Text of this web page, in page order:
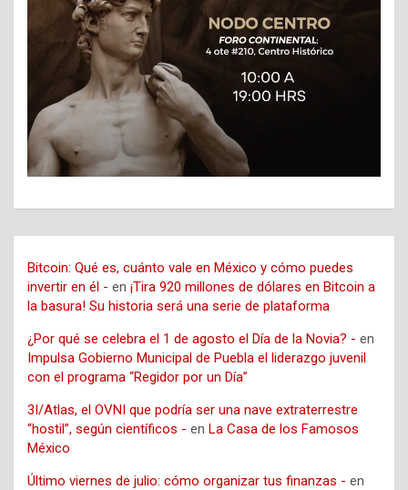
Bitcoin: Qué es, cuánto vale en México y cómo puedes
invertir en él - en ¡Tira 920 millones de dólares en Bitcoin a
la basura! Su historia será una serie de plataforma
¿Por qué se celebra el 1 de agosto el Día de la Novia? - en
Impulsa Gobierno Municipal de Puebla el liderazgo juvenil
con el programa “Regidor por un Día”
3I/Atlas, el OVNI que podría ser una nave extraterrestre
“hostil”, según científicos - en La Casa de los Famosos
México
Último viernes de julio: cómo organizar tus finanzas - en